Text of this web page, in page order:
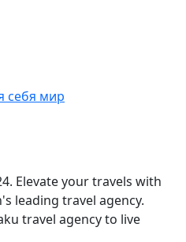
себя мир
Elevate your travels with
leading travel agency.
travel agency to live